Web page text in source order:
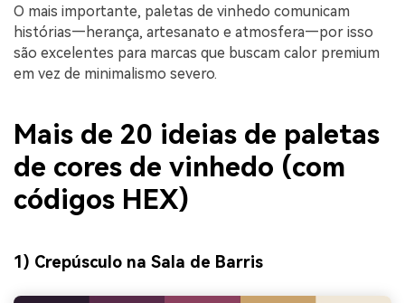
O mais importante, paletas de vinhedo comunicam
histórias—herança, artesanato e atmosfera—por isso
são excelentes para marcas que buscam calor premium
em vez de minimalismo severo.
Mais de 20 ideias de paletas
de cores de vinhedo (com
códigos HEX)
1) Crepúsculo na Sala de Barris